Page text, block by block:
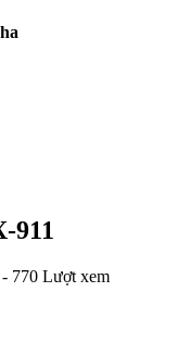
770 Lượt xem